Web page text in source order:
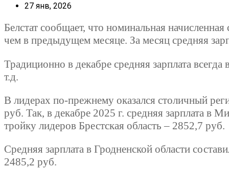
27 янв, 2026
Белстат сообщает, что номинальная
чем в предыдущем месяце. За месяц средняя
Традиционно в декабре средняя зарплата
т.д.
В лидерах по-прежнему оказался столичный
руб. Так, в декабре 2025 г. средняя зарплата в
тройку лидеров Брестская область – 2852,7 руб.
Средняя зарплата в Гродненской области
2485,2 руб.